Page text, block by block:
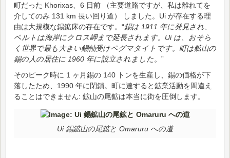
町だった Khorixas、6 日前 （主要道路ですが、私は離れてを
介してのみ 131 km 長い回り道） しました。Ui が存在する理
由は大規模な錫鉱床の存在です。“錫は 1911 年に発見され、
ベルトは海岸にクロス岬まで延長されます。Ui は、おそら
く世界で最も大きい錫軸受けペグマタイトです。町は鉱山の
錫の人の居住に 1960 年に設立されました。 ”
そのピーク時に 1 ヶ月錫の 140 トンを生産し、錫の価格が下
落したため、1990 年に閉鎖。町に達すると鉱業活動を間違え
ることはできません: 鉱山の尾鉱は本当に街を圧倒します。
Ui 錫鉱山の尾鉱と Omaruru への道